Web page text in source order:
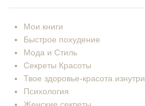
Мои книги
Быстрое похудение
Мода и Стиль
Секреты Красоты
Твое здоровье-красота изнутри
Психология